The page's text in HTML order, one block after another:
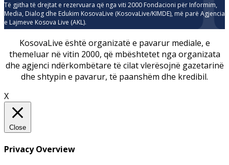
Të gjitha të drejtat e rezervuara që nga viti 2000 Fondacioni për Informim,
Media, Dialog dhe Edukim KosovaLive (KosovaLive/KIMDE), më parë Agjencia
e Lajmeve Kosova Live (AKL).
KosovaLive është organizatë e pavarur mediale, e
themeluar në vitin 2000, që mbështetet nga organizata
dhe agjenci ndërkombëtare të cilat vlerësojnë gazetarinë
dhe shtypin e pavarur, të paanshëm dhe kredibil.
X
Close
Privacy Overview